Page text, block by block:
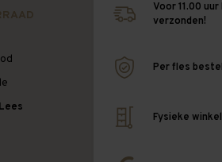
Voor 11.00
verzonden!
Per fles
Fysieke